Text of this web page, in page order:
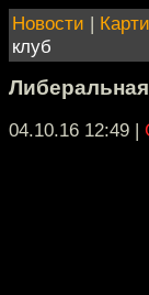
Новости |
клуб
04.10.16 12:49 |